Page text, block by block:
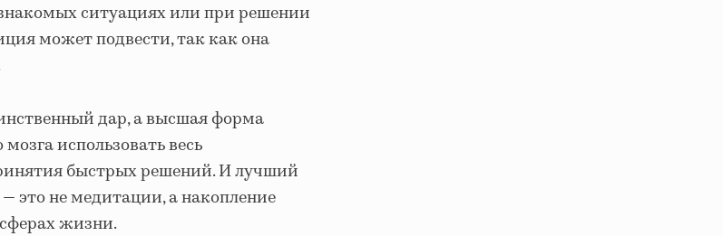
ситуациях или при решении
может подвести, так как она
дар, а высшая форма
использовать весь
быстрых решений. И лучший
— это не медитации, а накопление
жизни.